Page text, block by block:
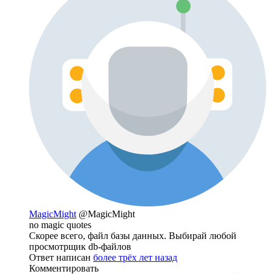
MagicMight @MagicMight
no magic quotes
Скорее всего, файл базы данных. Выбирай любой
просмотрщик db-файлов
Ответ написан более трёх лет назад
Комментировать